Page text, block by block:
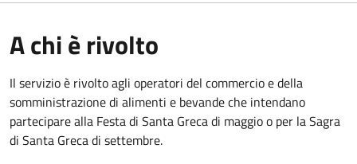
A chi è rivolto
Il servizio è rivolto agli operatori del commercio e della
somministrazione di alimenti e bevande che intendano
partecipare alla Festa di Santa Greca di maggio o per la Sagra
di Santa Greca di settembre.